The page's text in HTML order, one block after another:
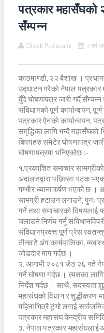
पत्रकार महासँघको
सँम्पन्न
Dipak Pudasaini २ वर्ष
काठमाण्डौ, २२ बैशाख ।
उद्घाटन गरेको नेपाल
बुँदे घोषणापत्र जारी गर्दै
संविधानको पूर्ण कार्यान्वयन,
पत्रकार ऐनको कार्यान्वयन,
समृद्धिका लागि भन्दै महासँघको
बिषयहरु समेटेर घोषणापत्र
घोषणापत्रमा भनिएकोछ :-
१.प्रकाशित समाचार सामग्रीको
अदालतद्वारा पछिल्ला पटक
गम्भीर ध्यानाकर्षण भएको छ ।
सामग्री हटाउन लगाउने, पुनः
गर्ने तथा समाचारको विषयलाई
चलाउने निर्णय गर्नु
संविधानप्रदत्त पूर्ण प्रेस
तीनवटै अंग कार्यपालिका,
जोडदार माग गर्दछ ।
२. आगामी २०८१ जेठ २६ गते
गर्ने घोषणा गर्दछ । त्यसका
निर्देश गर्दछ । साथै, सदस्यता
महासंघको विधान र शुद्धीकरण
महिनाभित्रै टुंगो लगाई
पत्रकार महासंघ केन्द्रीय
३. नेपाल पत्रकार महासंघलाई